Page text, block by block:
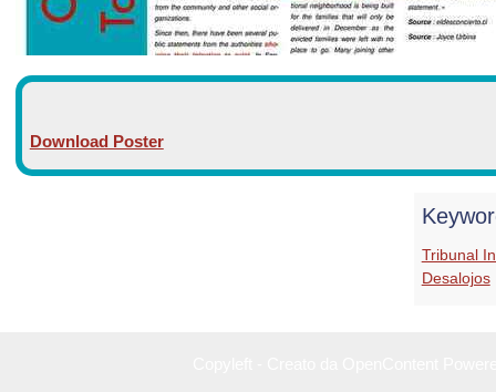
Download Poster
Tribunal
Desalojos